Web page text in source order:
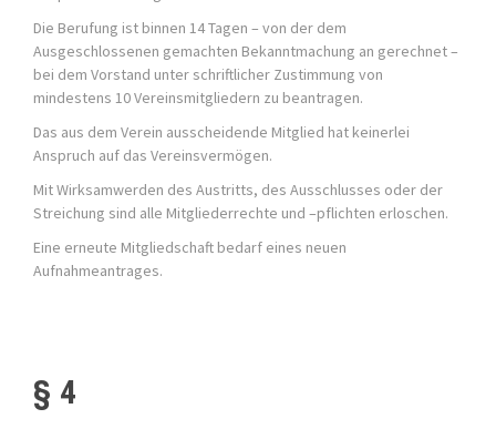
Die Berufung ist binnen 14 Tagen – von der dem
Ausgeschlossenen gemachten Bekanntmachung an gerechnet –
bei dem Vorstand unter schriftlicher Zustimmung von
mindestens 10 Vereinsmitgliedern zu beantragen.
Das aus dem Verein ausscheidende Mitglied hat keinerlei
Anspruch auf das Vereinsvermögen.
Mit Wirksamwerden des Austritts, des Ausschlusses oder der
Streichung sind alle Mitgliederrechte und –pflichten erloschen.
Eine erneute Mitgliedschaft bedarf eines neuen
Aufnahmeantrages.
§ 4